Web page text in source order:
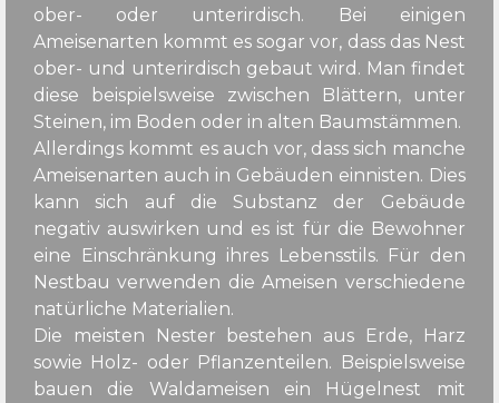
ober- oder unterirdisch. Bei einigen
Ameisenarten kommt es sogar vor, dass das Nest
ober- und unterirdisch gebaut wird. Man findet
diese beispielsweise zwischen Blättern, unter
Steinen, im Boden oder in alten Baumstämmen.
Allerdings kommt es auch vor, dass sich manche
Ameisenarten auch in Gebäuden einnisten. Dies
kann sich auf die Substanz der Gebäude
negativ auswirken und es ist für die Bewohner
eine Einschränkung ihres Lebensstils. Für den
Nestbau verwenden die Ameisen verschiedene
natürliche Materialien.
Die meisten Nester bestehen aus Erde, Harz
sowie Holz- oder Pflanzenteilen. Beispielsweise
bauen die Waldameisen ein Hügelnest mit